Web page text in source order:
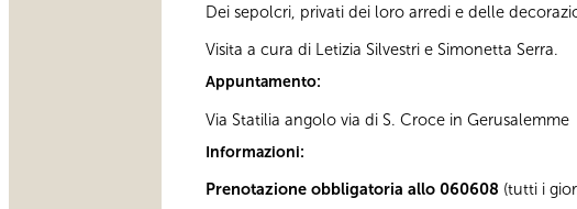
Dei sepolcri, privati dei loro arredi e delle
Visita a cura di Letizia Silvestri e Simonetta Serra.
Appuntamento:
Via Statilia angolo via di S. Croce in Gerusalemme
Informazioni:
Prenotazione obbligatoria allo 060608 (tutti i